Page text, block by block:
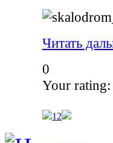
Читать
0
Your rating:
1 2